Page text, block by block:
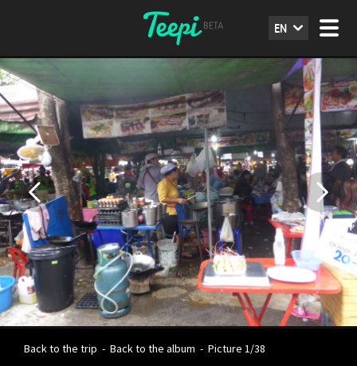
EN
Back to the trip - Back to the album - Picture 1/38